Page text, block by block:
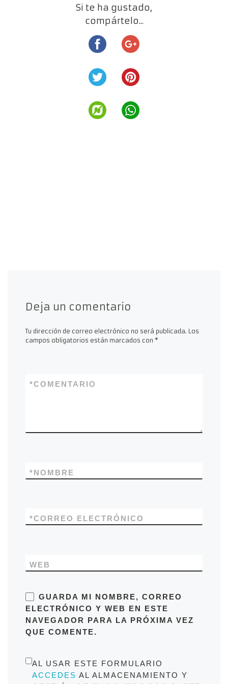
Si te ha gustado,
compártelo...
Deja un comentario
Tu dirección de correo electrónico no será publicada. Los
campos obligatorios están marcados con *
COMENTARIO
*
NOMBRE
*
CORREO ELECTRÓNICO
*
WEB
GUARDA MI NOMBRE, CORREO
ELECTRÓNICO Y WEB EN ESTE
NAVEGADOR PARA LA PRÓXIMA VEZ
QUE COMENTE.
AL USAR ESTE FORMULARIO
ACCEDES AL ALMACENAMIENTO Y